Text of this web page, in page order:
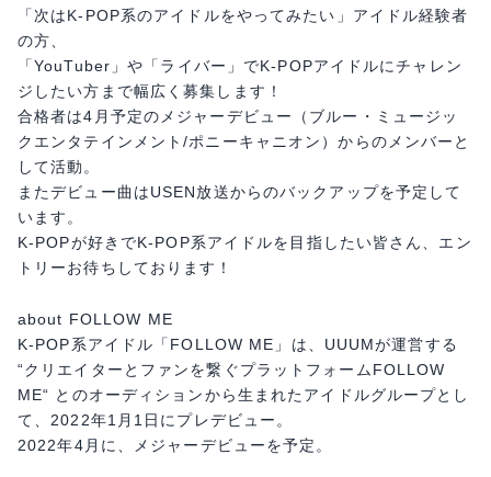
「次はK-POP系のアイドルをやってみたい」アイドル経験者
の方、
「YouTuber」や「ライバー」でK-POPアイドルにチャレン
ジしたい方まで幅広く募集します！
合格者は4月予定のメジャーデビュー（ブルー・ミュージッ
クエンタテインメント/ポニーキャニオン）からのメンバーと
して活動。
またデビュー曲はUSEN放送からのバックアップを予定して
います。
K-POPが好きでK-POP系アイドルを目指したい皆さん、エン
トリーお待ちしております！
about FOLLOW ME
K-POP系アイドル「FOLLOW ME」は、UUUMが運営する
“クリエイターとファンを繋ぐプラットフォームFOLLOW
ME“ とのオーディションから生まれたアイドルグループとし
て、2022年1月1日にプレデビュー。
2022年4月に、メジャーデビューを予定。